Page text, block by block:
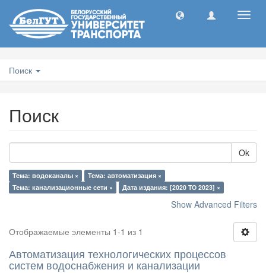
Поиск
Поиск
Ok
Тема: водоканалы ×
Тема: автоматизация ×
Тема: канализационные сети ×
Дата издания: [2020 TO 2023] ×
Show Advanced Filters
Отображаемые элементы 1-1 из 1
Автоматизация технологических процессов
систем водоснабжения и канализации